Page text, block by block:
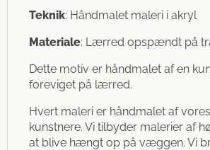
Teknik: Håndmalet maleri i akryl
Materiale: Lærred opspændt på
Dette motiv er håndmalet af en
foreviget på lærred.
Hvert maleri er håndmalet af
kunstnere. Vi tilbyder malerier af
at blive hængt op på væggen. Vi